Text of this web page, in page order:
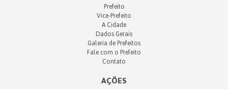
Prefeito
Vice-Prefeito
A Cidade
Dados Gerais
Galeria de Prefeitos
Fale com o Prefeito
Contato
AÇÕES